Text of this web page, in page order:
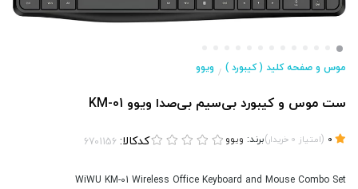
موس و صفحه کلید ( کیبورد ) / ویوو
ست موس و کیبورد بی‌سیم بی‌صدا ویوو KM-01
(امتیاز 0 خریدار)برند: ویوو کدکالا:
WiWU KM-01 Wireless Office Keyboard and Mouse Combo Set